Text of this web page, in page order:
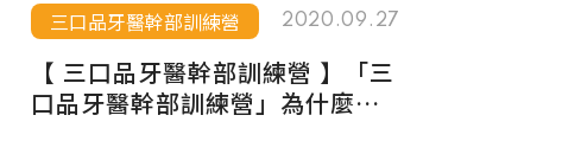
三口品牙醫幹部訓練營 2020.09.27
【 三口品牙醫幹部訓練營 】「三
口品牙醫幹部訓練營」為什麼要